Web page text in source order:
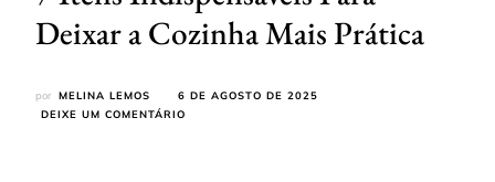
Deixar a Cozinha Mais Prática
por MELINA LEMOS
6 DE AGOSTO DE 2025
DEIXE UM COMENTÁRIO